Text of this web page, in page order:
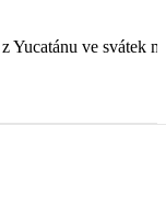
Yucatánu ve svátek